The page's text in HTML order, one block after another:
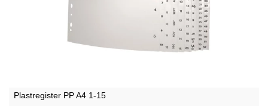
Plastregister PP A4 1-15